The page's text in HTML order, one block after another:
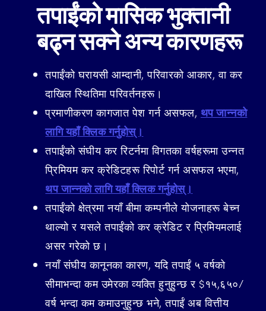
तपाईंको मासिक भुक्तानी
बढ्न सक्ने अन्य कारणहरू
तपाईंको घरायसी आम्दानी, परिवारको आकार, वा कर
दाखिल स्थितिमा परिवर्तनहरू।
प्रमाणीकरण कागजात पेश गर्न असफल, थप जान्नको
लागि यहाँ क्लिक गर्नुहोस्।
तपाईंको संघीय कर रिटर्नमा विगतका वर्षहरूमा उन्नत
प्रिमियम कर क्रेडिटहरू रिपोर्ट गर्न असफल भएमा,
थप जान्नको लागि यहाँ क्लिक गर्नुहोस्।
तपाईंको क्षेत्रमा नयाँ बीमा कम्पनीले योजनाहरू बेच्न
थाल्यो र यसले तपाईंको कर क्रेडिट र प्रिमियमलाई
असर गरेको छ।
नयाँ संघीय कानूनका कारण, यदि तपाईं ५ वर्षको
सीमाभन्दा कम उमेरका व्यक्ति हुनुहुन्छ र $१५,६५०/
वर्ष भन्दा कम कमाउनुहुन्छ भने, तपाईं अब वित्तीय